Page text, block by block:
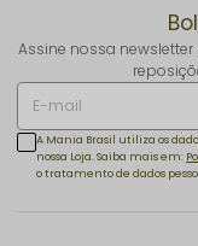
Assine nossa
A Mania Brasil utiliza os
nossa Loja. Saiba mais em:
o tratamento de dados